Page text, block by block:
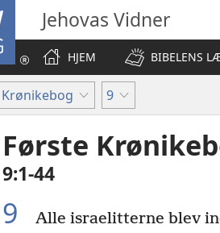
Jehovas Vidner
HJEM
BIBELENS
Krønikebog 9
Første
9:1-44
9
Alle israelitterne blev